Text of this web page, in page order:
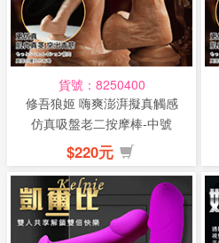
貨號：8250400
修吾狼姬 嗨爽澎湃擬真觸感
仿真吸盤老二按摩棒-中號
$220元